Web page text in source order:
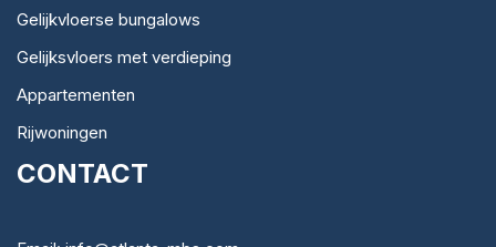
Gelijkvloerse bungalows
Gelijksvloers met verdieping
Appartementen
Rijwoningen
CONTACT